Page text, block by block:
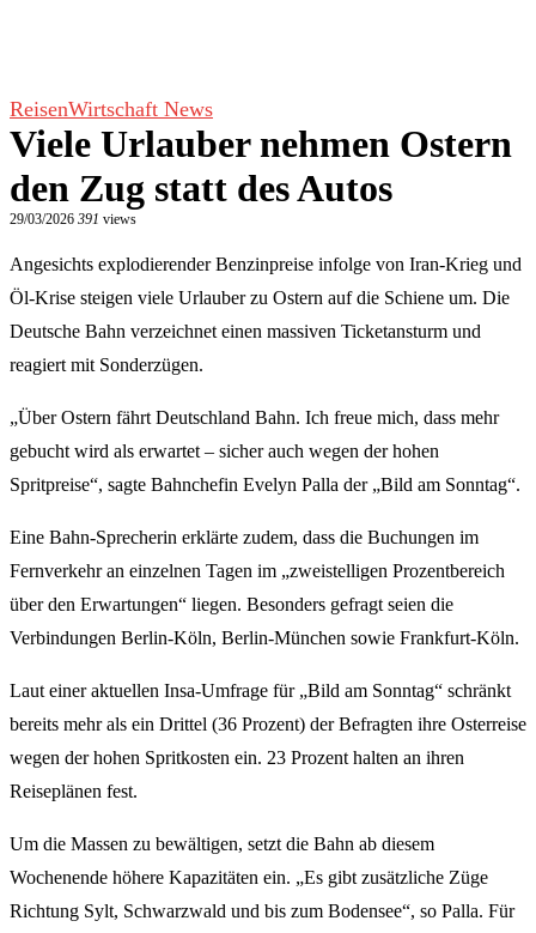
ReisenWirtschaft News
Viele Urlauber nehmen Ostern
den Zug statt des Autos
29/03/2026 391 views
Angesichts explodierender Benzinpreise infolge von Iran-Krieg und
Öl-Krise steigen viele Urlauber zu Ostern auf die Schiene um. Die
Deutsche Bahn verzeichnet einen massiven Ticketansturm und
reagiert mit Sonderzügen.
„Über Ostern fährt Deutschland Bahn. Ich freue mich, dass mehr
gebucht wird als erwartet – sicher auch wegen der hohen
Spritpreise“, sagte Bahnchefin Evelyn Palla der „Bild am Sonntag“.
Eine Bahn-Sprecherin erklärte zudem, dass die Buchungen im
Fernverkehr an einzelnen Tagen im „zweistelligen Prozentbereich
über den Erwartungen“ liegen. Besonders gefragt seien die
Verbindungen Berlin-Köln, Berlin-München sowie Frankfurt-Köln.
Laut einer aktuellen Insa-Umfrage für „Bild am Sonntag“ schränkt
bereits mehr als ein Drittel (36 Prozent) der Befragten ihre Osterreise
wegen der hohen Spritkosten ein. 23 Prozent halten an ihren
Reiseplänen fest.
Um die Massen zu bewältigen, setzt die Bahn ab diesem
Wochenende höhere Kapazitäten ein. „Es gibt zusätzliche Züge
Richtung Sylt, Schwarzwald und bis zum Bodensee“, so Palla. Für